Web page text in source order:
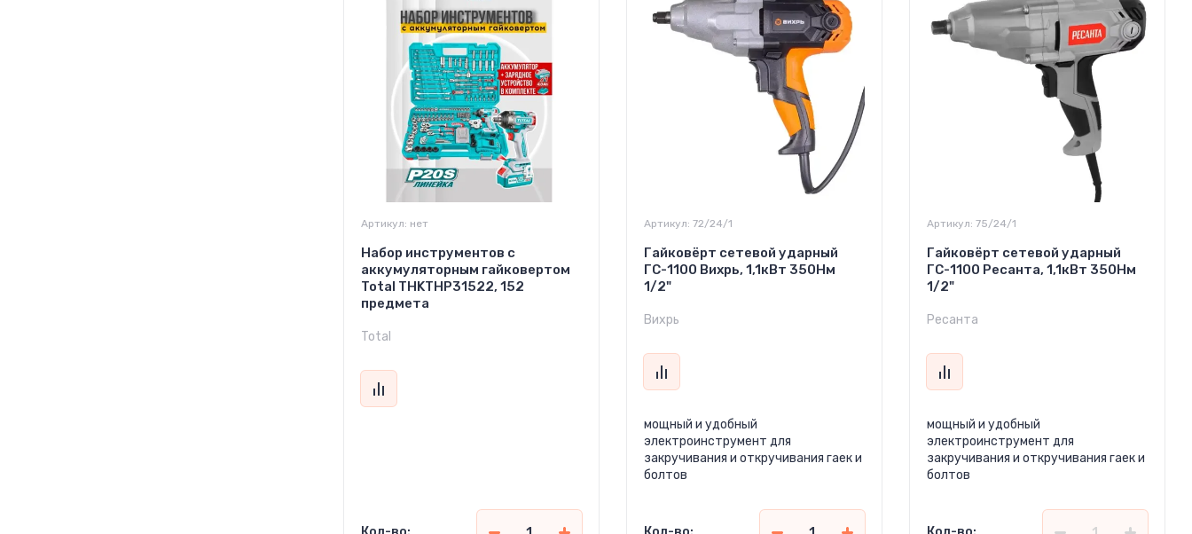
Артикул: нет
Набор инструментов с
аккумуляторным гайковертом
Total THKTHP31522, 152
предмета
Total
Артикул: 72/24/1
Гайковёрт сетевой ударный
ГС-1100 Вихрь, 1,1кВт 350Нм
1/2"
Вихрь
мощный и удобный
электроинструмент для
закручивания и откручивания гаек и
болтов
Артикул: 75/24/1
Гайковёрт сетевой ударный
ГС-1100 Ресанта, 1,1кВт 350Нм
1/2"
Ресанта
мощный и удобный
электроинструмент для
закручивания и откручивания гаек и
болтов